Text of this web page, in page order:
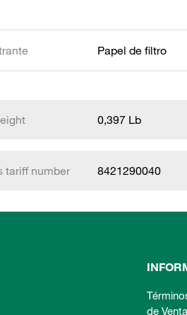
Papel de filtro
0,397 Lb
tariff number 8421290040
de Venta